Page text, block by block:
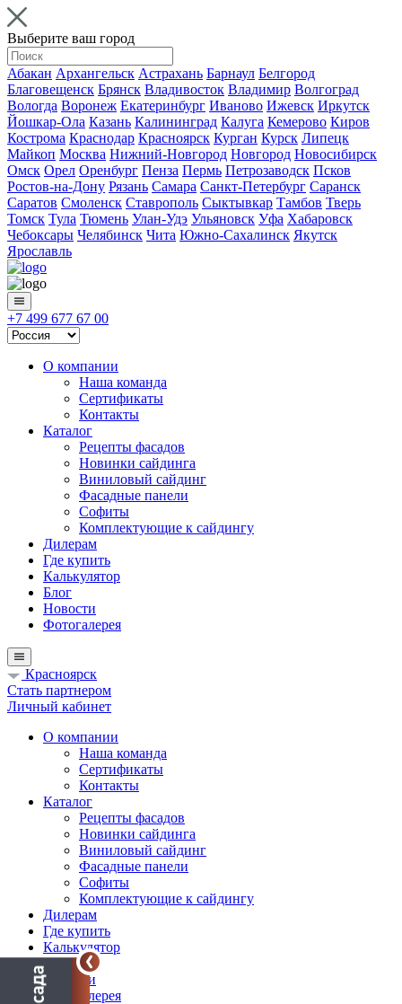
Выберите ваш город
Абакан Архангельск Астрахань Барнаул Белгород
Благовещенск Брянск Владивосток Владимир Волгоград
Вологда Воронеж Екатеринбург Иваново Ижевск Иркутск
Йошкар-Ола Казань Калининград Калуга Кемерово Киров
Кострома Краснодар Красноярск Курган Курск Липецк
Майкоп Москва Нижний-Новгород Новгород Новосибирск
Омск Орел Оренбург Пенза Пермь Петрозаводск Псков
Ростов-на-Дону Рязань Самара Санкт-Петербург Саранск
Саратов Смоленск Ставрополь Сыктывкар Тамбов Тверь
Томск Тула Тюмень Улан-Удэ Ульяновск Уфа Хабаровск
Чебоксары Челябинск Чита Южно-Сахалинск Якутск
Ярославль
+7 499 677 67 00
О компании
Наша команда
Сертификаты
Контакты
Каталог
Рецепты фасадов
Новинки сайдинга
Виниловый сайдинг
Фасадные панели
Софиты
Комплектующие к сайдингу
Дилерам
Где купить
Калькулятор
Блог
Новости
Фотогалерея
Красноярск
Стать партнером
Личный кабинет
О компании
Наша команда
Сертификаты
Контакты
Каталог
Рецепты фасадов
Новинки сайдинга
Виниловый сайдинг
Фасадные панели
Софиты
Комплектующие к сайдингу
Дилерам
Где купить
Калькулятор
Блог
Новости
Фотогалерея